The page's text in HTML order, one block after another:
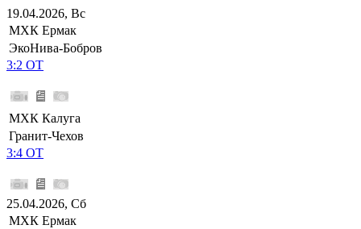
19.04.2026, Вс
МХК Ермак
ЭкоНива-Бобров
3:2 ОТ
МХК Калуга
Гранит-Чехов
3:4 ОТ
25.04.2026, Сб
МХК Ермак